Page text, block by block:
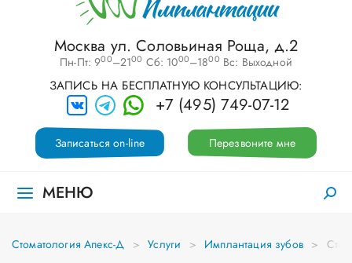
Москва ул. Соловьиная Роща, д.2
Пн-Пт: 900–2100 Сб: 1000–1800 Вс: Выходной
ЗАПИСЬ НА БЕСПЛАТНУЮ КОНСУЛЬТАЦИЮ:
+7 (495) 749-07-12
Перезвоните мне
Записаться on-line
МЕНЮ
Стоматология Апекс-Д Услуги Имплантация зубов